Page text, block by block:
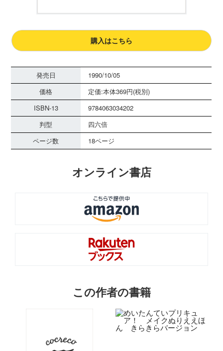
購入はこちら
発売日
1990/10/05
価格
定価:本体369円(税別)
ISBN-13
9784063034202
判型
四六倍
ページ数
18ページ
オンライン書店
この作者の書籍